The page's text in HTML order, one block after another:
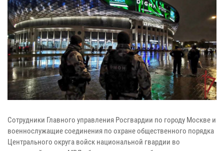
Сотрудники Главного управления Росгвардии по городу Москве и
военнослужащие соединения по охране общественного порядка
Центрального округа войск национальной гвардии во